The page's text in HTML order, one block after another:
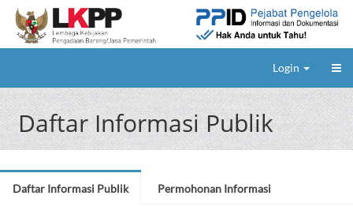
Login
Daftar Informasi Publik
Daftar Informasi Publik Permohonan Informasi